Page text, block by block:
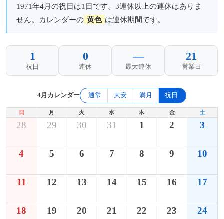
1971年4月の祝日は1日です。3連休以上の連休はありま
せん。カレンダーの 黄色 は連休期間です。
1
祝日
0
連休
—
最大連休
21
営業日
4月カレンダー 通常 大安 満月 祝日
日 月 火 水 木 金 土
28 29 30 31 1 2 3
4 5 6 7 8 9 10
11 12 13 14 15 16 17
18 19 20 21 22 23 24